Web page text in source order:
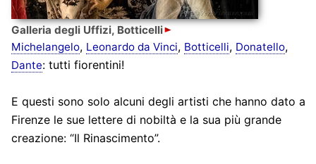
Galleria degli Uffizi, Botticelli
Michelangelo, Leonardo da Vinci, Botticelli, Donatello,
Dante: tutti fiorentini!
E questi sono solo alcuni degli artisti che hanno dato a
Firenze le sue lettere di nobiltà e la sua più grande
creazione: “Il Rinascimento”.